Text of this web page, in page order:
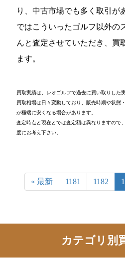
り、中古市場でも多く取引が
ではこういったゴルフ以外の
んと査定させていただき、買
ます。
買取実績は、レオゴルフで過去に買い取りした
買取相場は日々変動しており、販売時期や状態
が極端に安くなる場合があります。
査定時点と現在とでは査定額は異なりますので
度にお考え下さい。
« 最新 1181 1182
カテゴリ別